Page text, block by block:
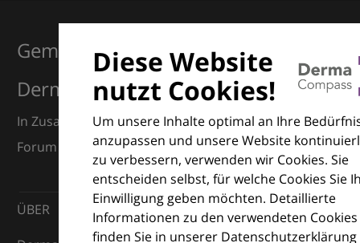
Diese Website
nutzt Cookies!
Um unsere Inhalte optimal an Ihre
anzupassen und unsere Website
zu verbessern, verwenden wir Cookies. Sie
entscheiden selbst, für welche Cookies Sie
Einwilligung geben möchten. Detaillierte
Informationen zu den verwendeten Cookies
finden Sie in unserer Datenschutzerklärung
Gemeinsam für Exzellenz in der
Dermatologie
In Zusammenarbeit mit dem European Dermatology
Forum (EDF) und Euroderm Excellence
ÜBER